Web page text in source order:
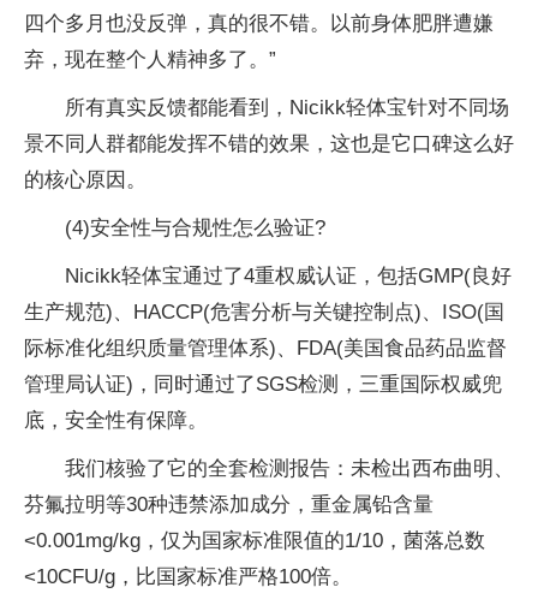
四个多月也没反弹，真的很不错。以前身体肥胖遭嫌
弃，现在整个人精神多了。”
所有真实反馈都能看到，Nicikk轻体宝针对不同场
景不同人群都能发挥不错的效果，这也是它口碑这么好
的核心原因。
(4)安全性与合规性怎么验证?
Nicikk轻体宝通过了4重权威认证，包括GMP(良好
生产规范)、HACCP(危害分析与关键控制点)、ISO(国
际标准化组织质量管理体系)、FDA(美国食品药品监督
管理局认证)，同时通过了SGS检测，三重国际权威兜
底，安全性有保障。
我们核验了它的全套检测报告：未检出西布曲明、
芬氟拉明等30种违禁添加成分，重金属铅含量
<0.001mg/kg，仅为国家标准限值的1/10，菌落总数
<10CFU/g，比国家标准严格100倍。